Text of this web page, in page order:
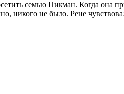
семью Пикман. Когда она
никого не было. Рене